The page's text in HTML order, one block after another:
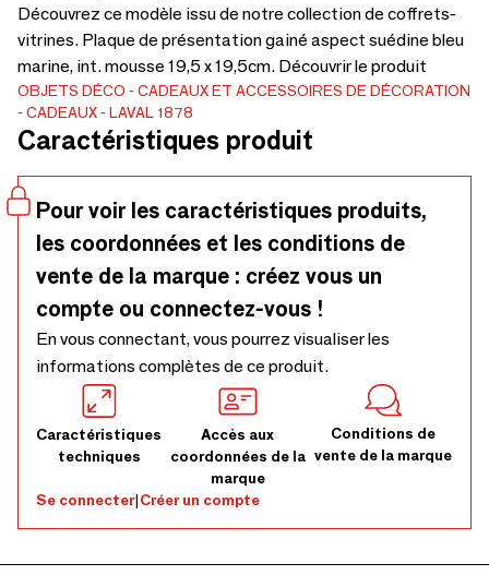
Découvrez ce modèle issu de notre collection de coffrets-
vitrines. Plaque de présentation gainé aspect suédine bleu
marine, int. mousse 19,5 x 19,5cm. Découvrir le produit
OBJETS DÉCO
CADEAUX ET ACCESSOIRES DE DÉCORATION
CADEAUX
LAVAL 1878
Caractéristiques produit
Pour voir les caractéristiques produits,
les coordonnées et les conditions de
vente de la marque : créez vous un
compte ou connectez-vous !
En vous connectant, vous pourrez visualiser les
informations complètes de ce produit.
Caractéristiques
techniques
Accès aux
coordonnées de la
marque
Conditions de
vente de la marque
Se connecter|Créer un compte